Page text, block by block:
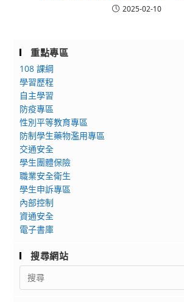
2025-02-10
重點專區
108 課綱
學習歷程
自主學習
防疫專區
性別平等教育專區
防制學生藥物濫用專區
交通安全
學生團體保險
職業安全衛生
學生申訴專區
內部控制
資通安全
電子書庫
搜尋網站
Search
for: